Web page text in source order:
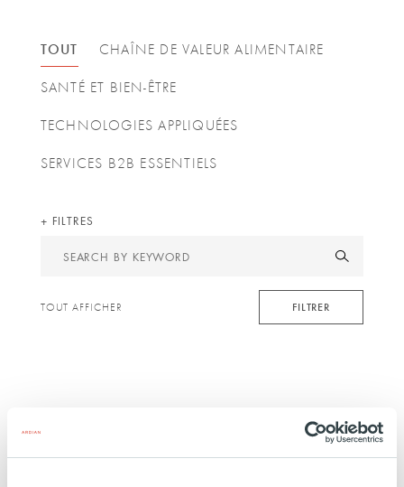
TOUT CHAÎNE DE VALEUR ALIMENTAIRE
SANTÉ ET BIEN-ÊTRE
TECHNOLOGIES APPLIQUÉES
SERVICES B2B ESSENTIELS
FILTRES
Search
keyword
FILTRER
TOUT AFFICHER